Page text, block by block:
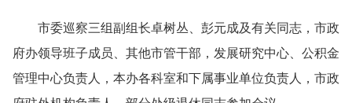
市委巡察三组副组长卓树丛 彭元成及有关同志，市政
府办领导班子成员 其他市管干部， 发展研究中心、公积金
管理中心负责人，本办各科室和下属事业单位负责人，市政